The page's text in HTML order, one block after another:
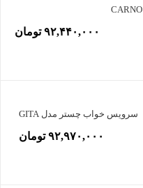
CARNO
۹۲,۴۴۰,۰۰۰ تومان
سرویس خواب چستر مدل GITA
۹۲,۹۷۰,۰۰۰ تومان